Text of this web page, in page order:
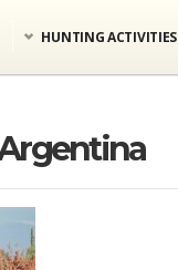
HUNTING ACTIVITIES